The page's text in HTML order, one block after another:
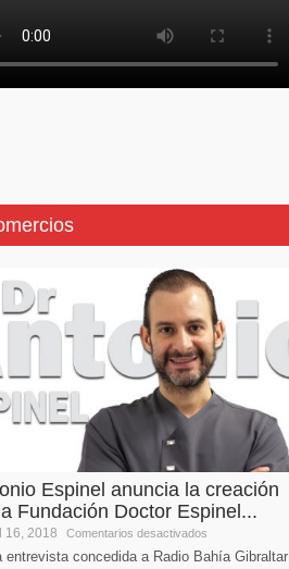
Espinel anuncia la creación
Fundación Doctor Espinel...
16, 2018 Comentarios desactivados
entrevista concedida a Radio Bahía Gibraltar